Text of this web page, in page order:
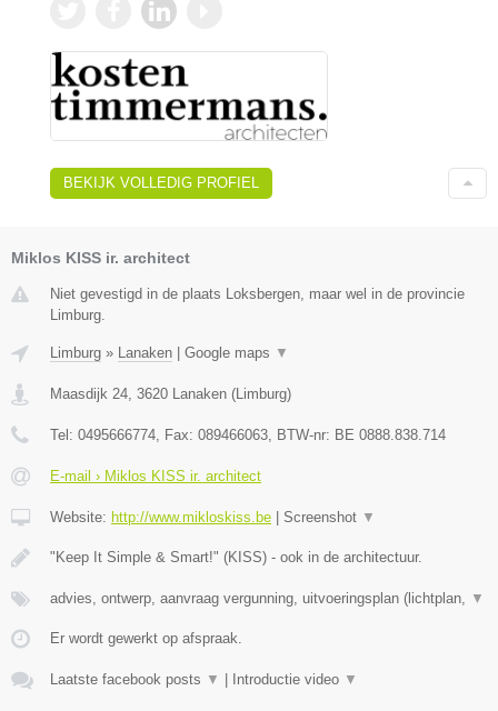
BEKIJK VOLLEDIG PROFIEL
Miklos KISS ir. architect
Niet gevestigd in de plaats Loksbergen, maar wel in de provincie
Limburg.
Limburg » Lanaken Google maps ▼
Maasdijk 24, 3620 Lanaken (Limburg)
Tel: 0495666774, Fax: 089466063, BTW-nr: BE 0888.838.714
E-mail › Miklos KISS ir. architect
Website: http://www.mikloskiss.be Screenshot ▼
"Keep It Simple & Smart!" (KISS) - ook in de architectuur.
advies, ontwerp, aanvraag vergunning, uitvoeringsplan (lichtplan, ▼
Er wordt gewerkt op afspraak.
Laatste facebook posts ▼ Introductie video ▼